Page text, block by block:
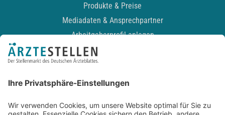
Produkte & Preise
Mediadaten & Ansprechpartner
Arbeitgeberprofil anlegen
Recruiting-Podcast
Kontakt